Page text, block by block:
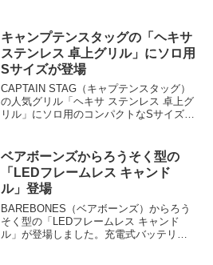
キャンプテンスタッグの「ヘキサ
ステンレス 卓上グリル」にソロ用
Sサイズが登場
CAPTAIN STAG（キャプテンスタッグ）
の人気グリル「ヘキサ ステンレス 卓上グ
リル」にソロ用のコンパクトなSサイズが
としても使うことができます。詳細をレ
ビューします。
ベアボーンズからろうそく型の
「LEDフレームレス キャンド
ル」登場
BAREBONES（ベアボーンズ）からろう
そく型の「LEDフレームレス キャンド
ル」が登場しました。充電式バッテリー